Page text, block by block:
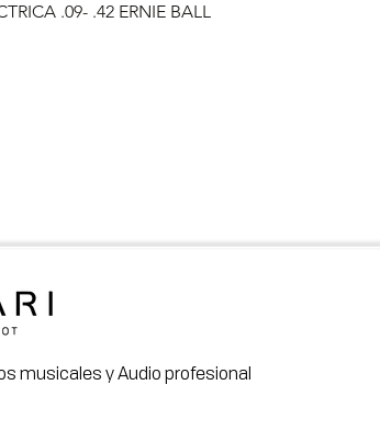
.09- .42 ERNIE BALL
musicales y Audio profesional